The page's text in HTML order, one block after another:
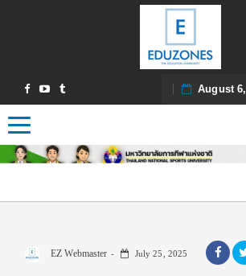
August
Toggle navigation
EZ Webmaster July 25, 2025